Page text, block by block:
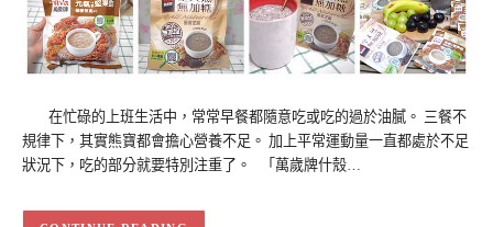
在忙碌的上班生活中，常常早餐都隨意吃或吃的過於油膩。 三餐不
規律下，其實熊寶都會擔心營養不足。 加上平常運動量一直都處於不足
狀況下，吃的部分就要特別注重了。 「萬歲牌什殼…